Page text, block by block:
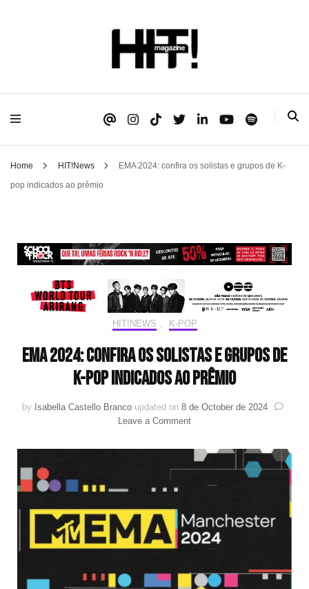
HIT!Magazine
Home HIT!News
EMA 2024: confira os solistas e grupos de K-
pop indicados ao prêmio
HIT!NEWS K-POP
EMA 2024: confira os solistas e grupos de
K-pop indicados ao prêmio
by Isabella Castello Branco updated on 8 de October de 2024
Leave a Commenton
2024:
confira
solistas
grupos
de
K-
indicados
ao